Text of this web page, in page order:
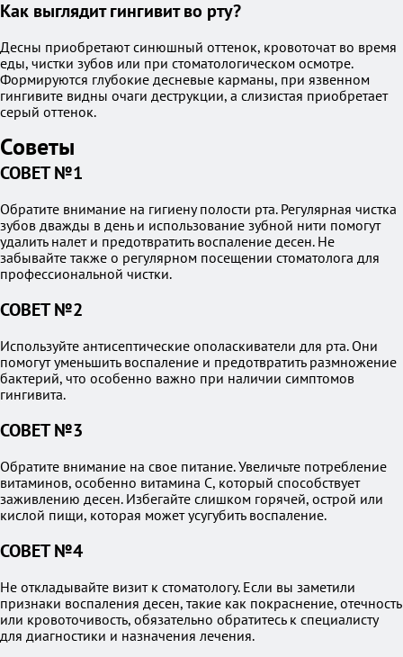
Как выглядит гингивит во рту?
Десны приобретают синюшный оттенок, кровоточат во время
еды, чистки зубов или при стоматологическом осмотре.
Формируются глубокие десневые карманы, при язвенном
гингивите видны очаги деструкции, а слизистая приобретает
серый оттенок.
Советы
СОВЕТ №1
Обратите внимание на гигиену полости рта. Регулярная чистка
зубов дважды в день и использование зубной нити помогут
удалить налет и предотвратить воспаление десен. Не
забывайте также о регулярном посещении стоматолога для
профессиональной чистки.
СОВЕТ №2
Используйте антисептические ополаскиватели для рта. Они
помогут уменьшить воспаление и предотвратить размножение
бактерий, что особенно важно при наличии симптомов
гингивита.
СОВЕТ №3
Обратите внимание на свое питание. Увеличьте потребление
витаминов, особенно витамина C, который способствует
заживлению десен. Избегайте слишком горячей, острой или
кислой пищи, которая может усугубить воспаление.
СОВЕТ №4
Не откладывайте визит к стоматологу. Если вы заметили
признаки воспаления десен, такие как покраснение, отечность
или кровоточивость, обязательно обратитесь к специалисту
для диагностики и назначения лечения.